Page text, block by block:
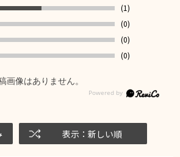
(1)
(0)
(0)
(0)
画像はありません。
表示：新しい順